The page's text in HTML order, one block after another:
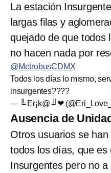
La estación
largas filas y
quejado de que todos
no hacen nada por
@MetrobusCDMX
Todos los días lo mismo,
insurgentes????
— ╚ Er¡k@ ╝❤
Ausencia de
Otros usuarios se
todos los días, que es
Insurgentes pero no